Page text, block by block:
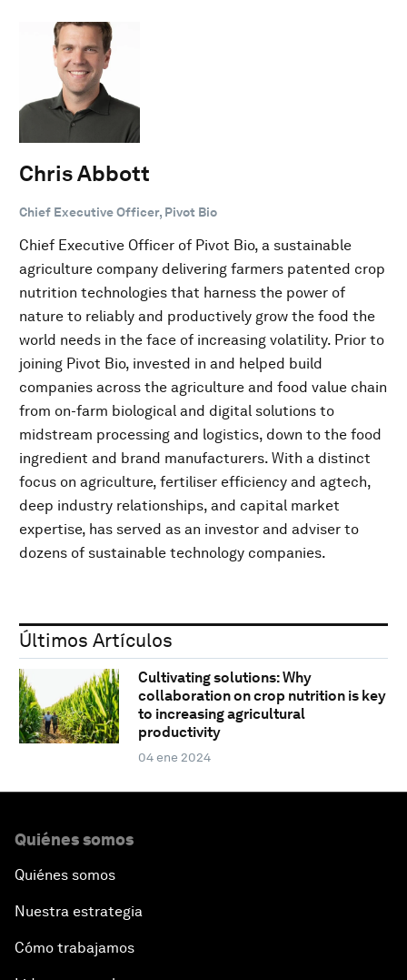
Chris Abbott
Chief Executive Officer, Pivot Bio
Chief Executive Officer of Pivot Bio, a sustainable
agriculture company delivering farmers patented crop
nutrition technologies that harness the power of
nature to reliably and productively grow the food the
world needs in the face of increasing volatility. Prior to
joining Pivot Bio, invested in and helped build
companies across the agriculture and food value chain
from on-farm biological and digital solutions to
midstream processing and logistics, down to the food
ingredient and brand manufacturers. With a distinct
focus on agriculture, fertiliser efficiency and agtech,
deep industry relationships, and capital market
expertise, has served as an investor and adviser to
dozens of sustainable technology companies.
Últimos Artículos
Cultivating solutions: Why
collaboration on crop nutrition is key
to increasing agricultural
productivity
04 ene 2024
Quiénes somos
Quiénes somos
Nuestra estrategia
Cómo trabajamos